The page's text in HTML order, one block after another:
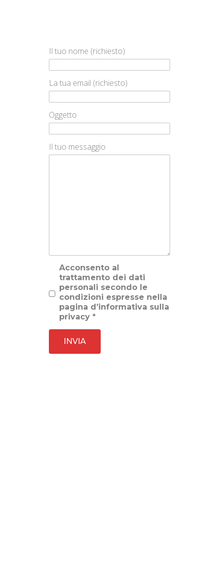
Il tuo nome (richiesto)
La tua email (richiesto)
Oggetto
Il tuo messaggio
Acconsento al
trattamento dei dati
personali secondo le
condizioni espresse nella
pagina d’informativa sulla
privacy *
INVIA